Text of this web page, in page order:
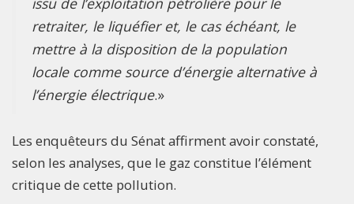
retraiter, le liquéfier et, le cas échéant, le
mettre à la disposition de la population
locale comme source d’énergie alternative à
l’énergie électrique.»
Les enquêteurs du Sénat affirment avoir constaté,
selon les analyses, que le gaz constitue l’élément
critique de cette pollution.